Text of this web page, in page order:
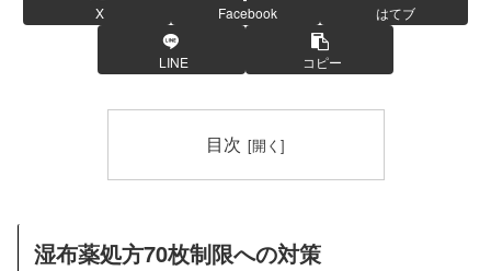
X Facebook はてブ
LINE コピー
目次
湿布薬処方70枚制限への対策